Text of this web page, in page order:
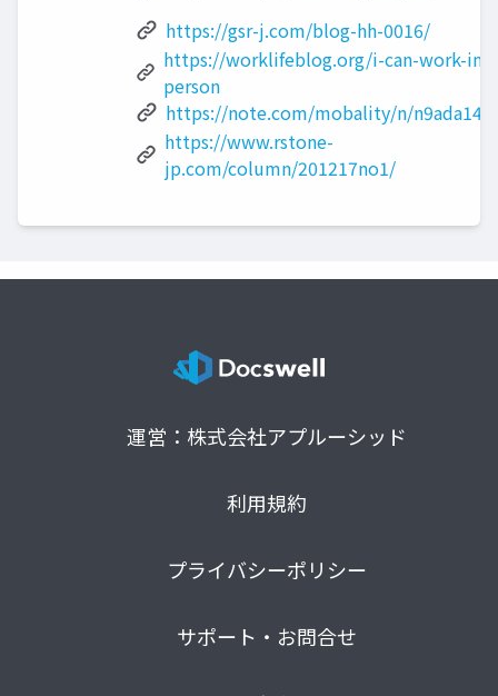
https://gsr-j.com/blog-hh-0016/
https://worklifeblog.org/i-can-work-in-
person
https://note.com/mobality/n/
https://www.rstone-
jp.com/column/201217no1/
運営：株式会社アプルーシッド
利用規約
プライバシーポリシー
サポート・お問合せ